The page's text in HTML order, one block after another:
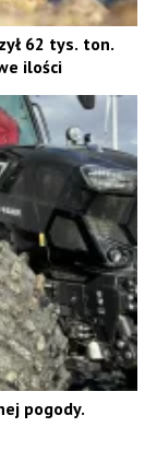
62 tys. ton.
ilości
pogody.